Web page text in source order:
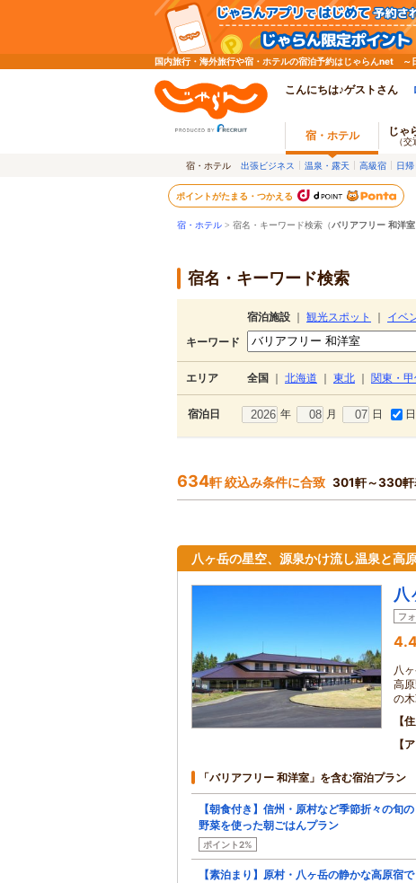
国内旅行・海外旅行や宿・ホテルの宿泊予約はじゃらんnet ～
こんにちは♪ゲストさん
宿・ホテル じゃ
（
宿・ホテル 出張ビジネス 温泉・露天 高級宿 日
ポイントがたまる・つかえる
宿・ホテル > 宿名・キーワード検索（バリアフリー 和洋室
宿名・キーワード検索
宿泊施設 観光スポット
イベ
キーワード
エリア 全国 北海道 東北 関東・
宿泊日 年 月 日 日
634軒 絞込み条件に合致 301軒～330軒
八ヶ岳の星空、源泉かけ流し温泉と高
八
フ
八
高
の木
「バリアフリー 和洋室」を含む宿泊プラン
【朝食付き】信州・原村など季節折々の旬の
野菜を使った朝ごはんプラン
ポイント2%
【素泊まり】原村・八ヶ岳の静かな高原宿で